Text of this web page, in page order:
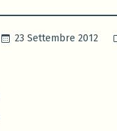
23 Settembre 2012